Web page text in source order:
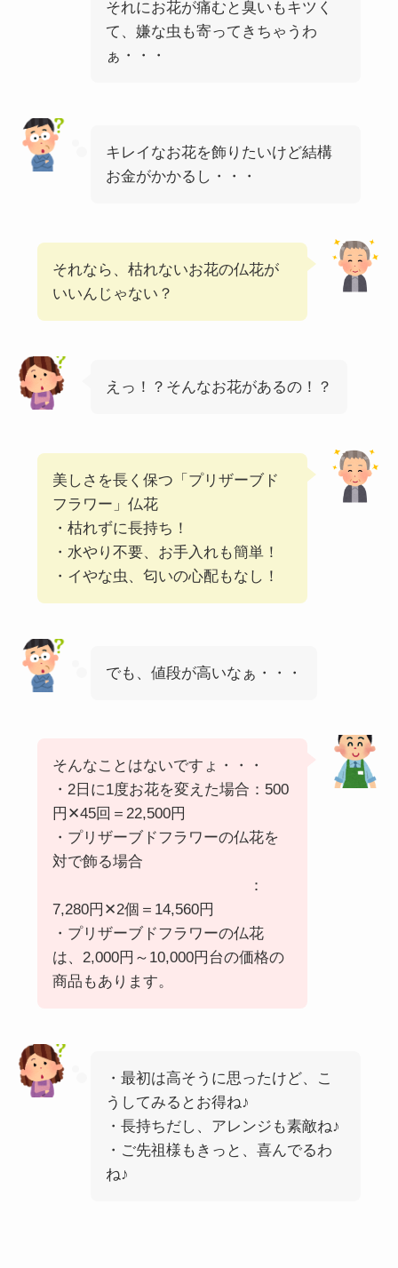
それにお花が痛むと臭いもキツく
て、嫌な虫も寄ってきちゃうわ
ぁ・・・
キレイなお花を飾りたいけど結構
お金がかかるし・・・
それなら、枯れないお花の仏花が
いいんじゃない？
えっ！？そんなお花があるの！？
美しさを長く保つ「プリザーブド
フラワー」仏花
・枯れずに長持ち！
・水やり不要、お手入れも簡単！
・イやな虫、匂いの心配もなし！
でも、値段が高いなぁ・・・
そんなことはないですょ・・・
・2日に1度お花を変えた場合：500
円✕45回＝22,500円
・プリザーブドフラワーの仏花を
対で飾る場合
：
7,280円✕2個＝14,560円
・プリザーブドフラワーの仏花
は、2,000円～10,000円台の価格の
商品もあります。
・最初は高そうに思ったけど、こ
うしてみるとお得ね♪
・長持ちだし、アレンジも素敵ね♪
・ご先祖様もきっと、喜んでるわ
ね♪